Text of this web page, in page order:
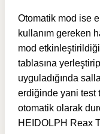
Otomatik mod ise
kullanım gereken
mod
tablasına
uyguladığında
erdiğinde yani test
otomatik olarak
HEIDOLPH Reax